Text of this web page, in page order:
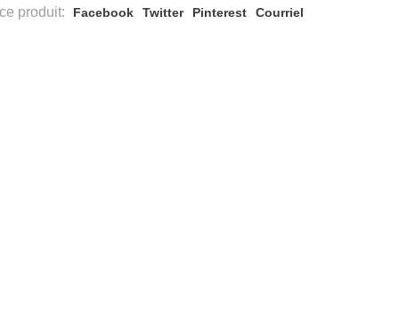
produit: Facebook Twitter Pinterest Courriel